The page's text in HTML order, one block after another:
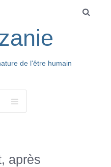
de l'être humain
après